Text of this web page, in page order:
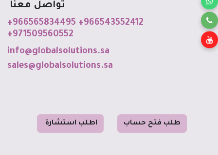
تواصل معنا
+966565834495 +966543552412
+971509560552
info@globalsolutions.sa
sales@globalsolutions.sa
طلب فتح حساب اطلب استشارة